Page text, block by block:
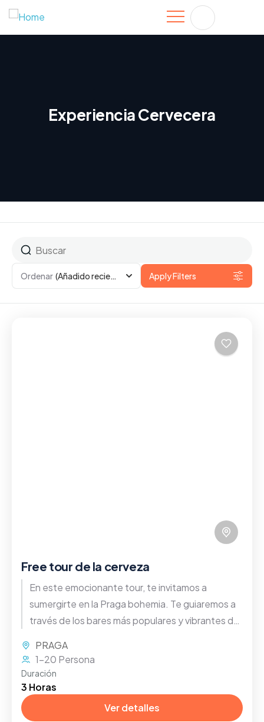
Experiencia Cervecera
Ordenar (Añadido recientemente) Apply Filters
Free tour de la cerveza
En este emocionante tour, te invitamos a
sumergirte en la Praga bohemia. Te guiaremos a
través de los bares más populares y vibrantes de
incluso tres deliciosas cervezas artesanales de
medio litro en cada uno de ellos
PRAGA
1-20 Persona
Duración
3 Horas
Ver detalles